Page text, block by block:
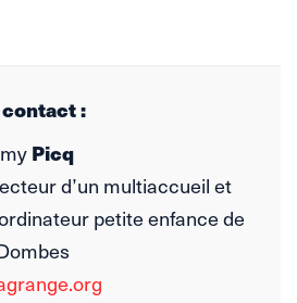
:
Picq
d’un multiaccueil et
petite enfance de